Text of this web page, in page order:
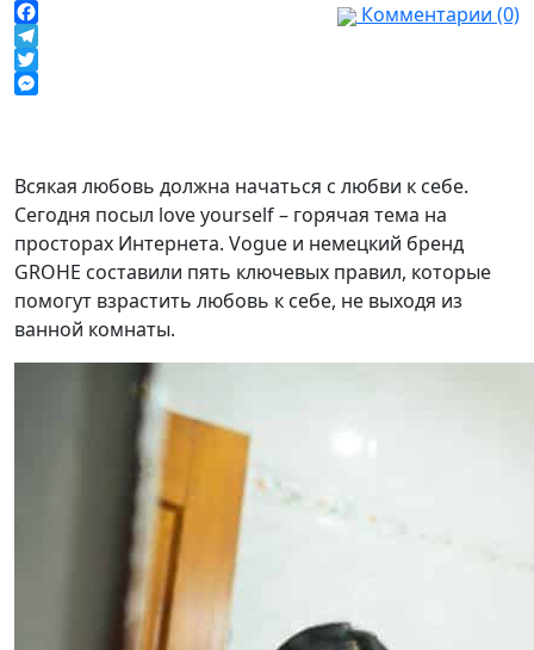
Facebook
Telegram
Twitter
Комментарии (0)
Всякая любовь должна начаться с любви к себе.
Сегодня посыл love yourself – горячая тема на
просторах Интернета. Vogue и немецкий бренд
GROHE составили пять ключевых правил, которые
помогут взрастить любовь к себе, не выходя из
ванной комнаты.